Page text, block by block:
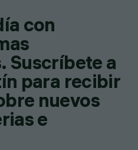
con
Suscríbete a
para recibir
nuevos
e